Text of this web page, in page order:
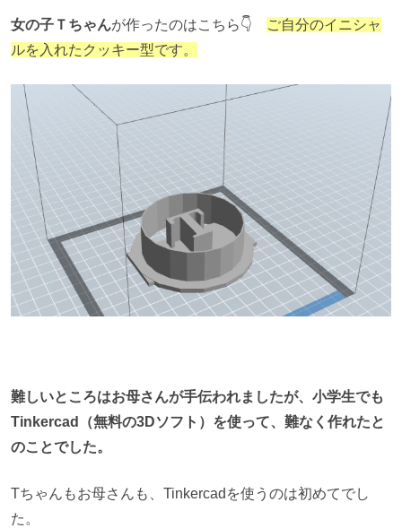
女の子Ｔちゃんが作ったのはこちら👇
ご自分のイニシャ
ルを入れたクッキー型です。
難しいところはお母さんが手伝われましたが、小学生でも
Tinkercad（無料の3Dソフト）を使って、難なく作れたと
のことでした。
Tちゃんもお母さんも、Tinkercadを使うのは初めてでし
た。